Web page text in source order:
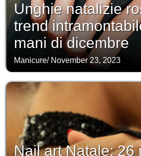
Unghie natalizie
trend
mani di dicembre
Manicure/ November 23, 2023
Nail art Natale: 26